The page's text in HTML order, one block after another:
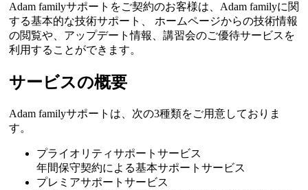
Adam familyサポートをご契約のお客様は、Adam familyに関
する基本的な技術サポート、 ホームページからの技術情報
の閲覧や、アップデート情報、講習会のご優待サービスを
利用することができます。
サービスの概要
Adam familyサポートは、次の3種類をご用意しておりま
す。
プライオリティサポートサービス
年間保守契約による基本サポートサービス
プレミアサポートサービス